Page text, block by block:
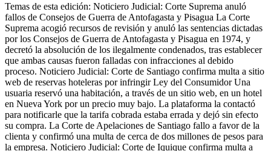
Temas de esta edición: Noticiero Judicial: Corte Suprema anuló
fallos de Consejos de Guerra de Antofagasta y Pisagua La Corte
Suprema acogió recursos de revisión y anuló las sentencias dictadas
por los Consejos de Guerra de Antofagasta y Pisagua en 1974, y
decretó la absolución de los ilegalmente condenados, tras establecer
que ambas causas fueron falladas con infracciones al debido
proceso. Noticiero Judicial: Corte de Santiago confirma multa a sitio
web de reservas hoteleras por infringir Ley del Consumidor Una
usuaria reservó una habitación, a través de un sitio web, en un hotel
en Nueva York por un precio muy bajo. La plataforma la contactó
para notificarle que la tarifa cobrada estaba errada y dejó sin efecto
su compra. La Corte de Apelaciones de Santiago fallo a favor de la
clienta y confirmó una multa de cerca de dos millones de pesos para
la empresa. Noticiero Judicial: Corte de Iquique confirma multa a